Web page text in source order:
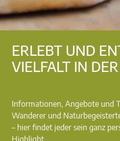
ERLEBT UND
VIELFALT IN
Informationen, Angebote und
Wanderer und
– hier findet jeder sein ganz